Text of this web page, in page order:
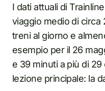
I dati attuali di
viaggio medio di circa
treni al giorno e
esempio per il 26
e 39 minuti a più di
lezione principale: la